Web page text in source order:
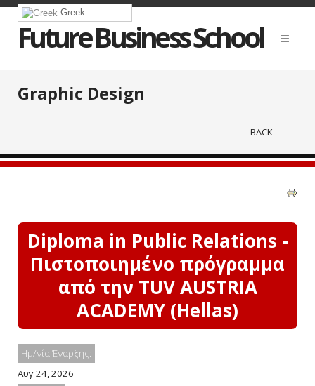
Greek
Future Business School
Graphic Design
BACK
Diploma in Public Relations -
Πιστοποιημένο πρόγραμμα
από την TUV AUSTRIA
ACADEMY (Hellas)
Ημ/νία Έναρξης:
Αυγ 24, 2026